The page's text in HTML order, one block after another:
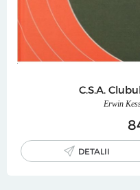
C.S.A.
Erwin
DETALII